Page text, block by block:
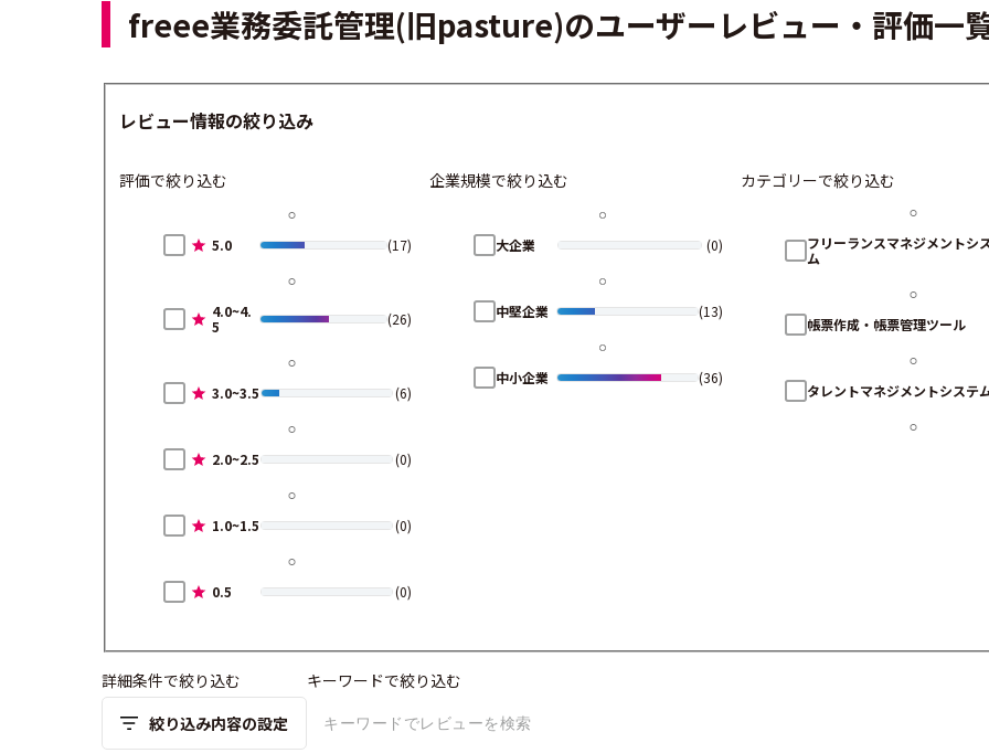
freee業務委託管理(旧pasture)のユーザーレビュー・評価一
レビュー情報の絞り込み
評価で絞り込む
5.0 (17)
4.0~4.
5
(26)
3.0~3.5 (6)
2.0~2.5 (0)
1.0~1.5 (0)
0.5 (0)
企業規模で絞り込む
大企業 (0)
中堅企業 (13)
中小企業 (36)
カテゴリーで絞り込む
フリーランスマネジメントシ
ム
帳票作成・帳票管理ツール
タレントマネジメントシステ
詳細条件で絞り込む
絞り込み内容の設定
キーワードで絞り込む